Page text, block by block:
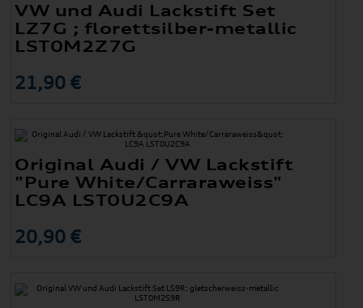
VW und Audi Lackstift Set
LZ7G ; florettsilber-metallic
LST0M2Z7G
21,90 €
Original Audi / VW Lackstift
"Pure White/Carraraweiss"
LC9A LST0U2C9A
20,90 €